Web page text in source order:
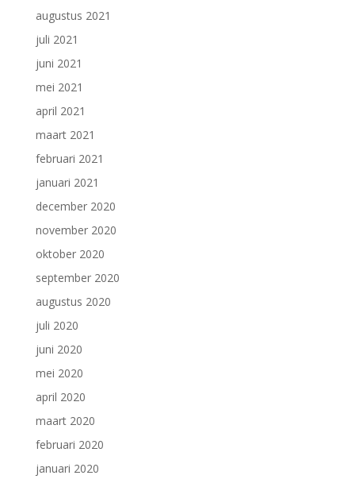
augustus 2021
juli 2021
juni 2021
mei 2021
april 2021
maart 2021
februari 2021
januari 2021
december 2020
november 2020
oktober 2020
september 2020
augustus 2020
juli 2020
juni 2020
mei 2020
april 2020
maart 2020
februari 2020
januari 2020